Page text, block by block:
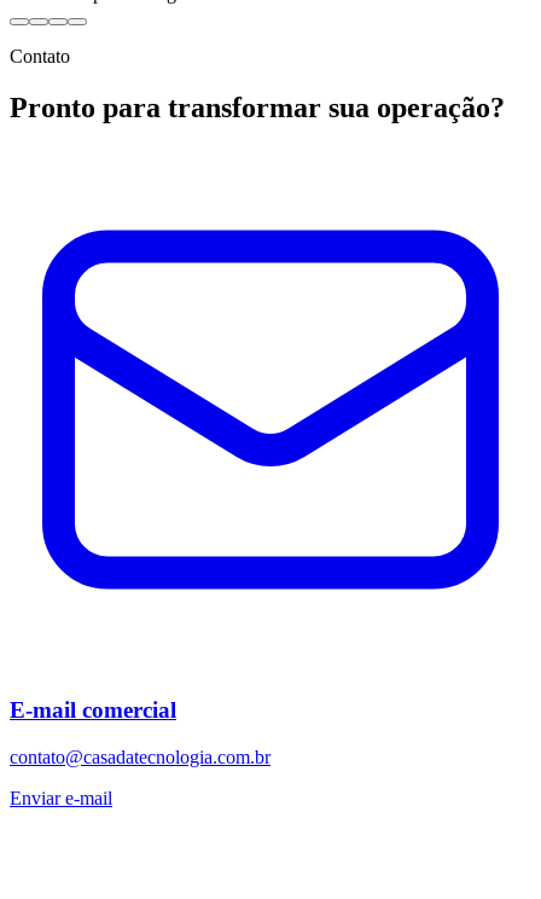
Contato
Pronto para transformar sua operação?
E-mail comercial
contato@casadatecnologia.com.br
Enviar e-mail